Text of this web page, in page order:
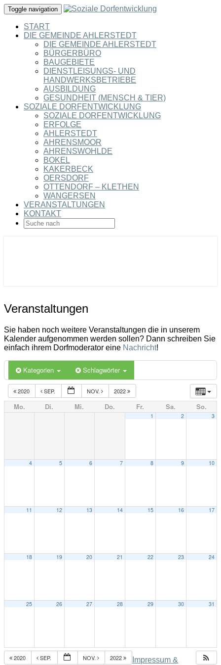
Toggle navigation
START
DIE GEMEINDE AHLERSTEDT
DIE GEMEINDE AHLERSTEDT
BÜRGERBÜRO
BAUGEBIETE
DIENSTLEISUNGS- UND
HANDWERKSBETRIEBE
AUSBILDUNG
GESUNDHEIT (MENSCH & TIER)
SOZIALE DORFENTWICKLUNG
SOZIALE DORFENTWICKLUNG
ERFOLGE
AHLERSTEDT
AHRENSMOOR
AHRENSWOHLDE
BOKEL
KAKERBECK
OERSDORF
OTTENDORF – KLETHEN
WANGERSEN
VERANSTALTUNGEN
KONTAKT
SEARCH
ICON
Veranstaltungen
Veranstaltungen
Sie haben noch weitere Veranstaltungen die in unserem
Kalender aufgenommen werden sollen? Dann schreiben Sie
einfach ihrem Dorfmoderator eine Nachricht!
Kategorien Schlagwörter
2020 SEP. NOV. 2022
Mo. Di. Mi. Do. Fr. Sa. So.
1 2 3
4 5 6 7 8 9 10
11 12 13 14 15 16 17
18 19 20 21 22 23 24
25 26 27 28 29 30 31
2020 SEP. NOV. 2022
Impressum &